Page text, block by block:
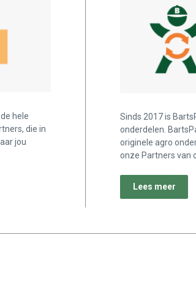
hele
die in
jou
Sinds 2017 is
onderdelen.
originele agro
onze Partners van
Lees meer